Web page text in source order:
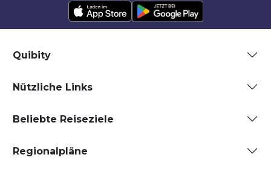
Quibity
Nützliche Links
Beliebte Reiseziele
Regionalpläne